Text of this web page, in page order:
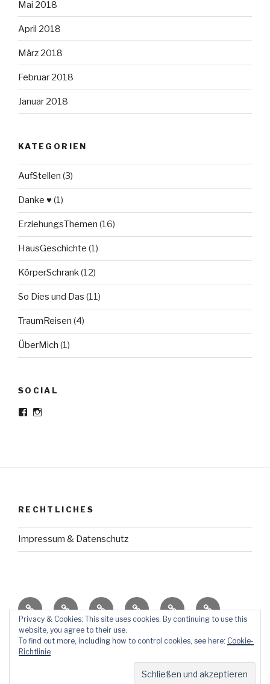
Mai 2018
April 2018
März 2018
Februar 2018
Januar 2018
KATEGORIEN
AufStellen (3)
Danke ♥(1)
ErziehungsThemen (16)
HausGeschichte (1)
KörperSchrank(12)
So Dies und Das (11)
TraumReisen (4)
ÜberMich (1)
SOCIAL
ProfilProfil
RECHTLICHES
Impressum & Datenschutz
HausGeschichte
TraumReisenErziehungsThemen
AufStellenKörperSchrank
So
Dies
und
ÜberMich
Privacy & Cookies: This site uses cookies. By continuing to use this
website, you agree to their use.
To find out more, including how to control cookies, see here: Cookie-
Richtlinie